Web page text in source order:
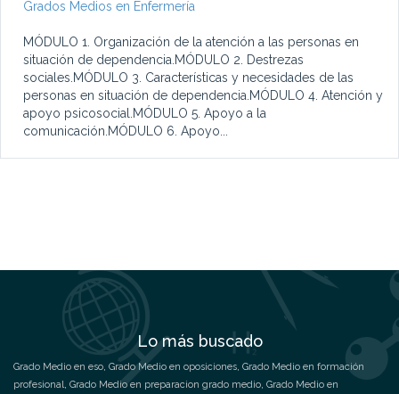
Grados Medios en Enfermería
MÓDULO 1. Organización de la atención a las personas en
situación de dependencia.MÓDULO 2. Destrezas
sociales.MÓDULO 3. Características y necesidades de las
personas en situación de dependencia.MÓDULO 4. Atención y
apoyo psicosocial.MÓDULO 5. Apoyo a la
comunicación.MÓDULO 6. Apoyo...
Lo más buscado
Grado Medio en eso, Grado Medio en oposiciones, Grado Medio en formación
profesional, Grado Medio en preparacion grado medio, Grado Medio en